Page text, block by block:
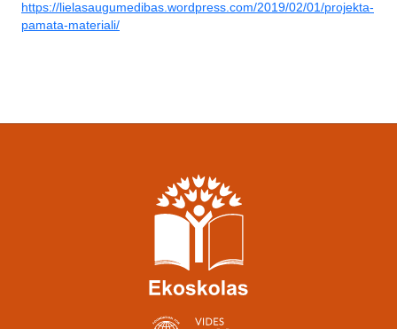
https://lielasaugumedibas.wordpress.com/2019/02/01/projekta-
pamata-materiali/